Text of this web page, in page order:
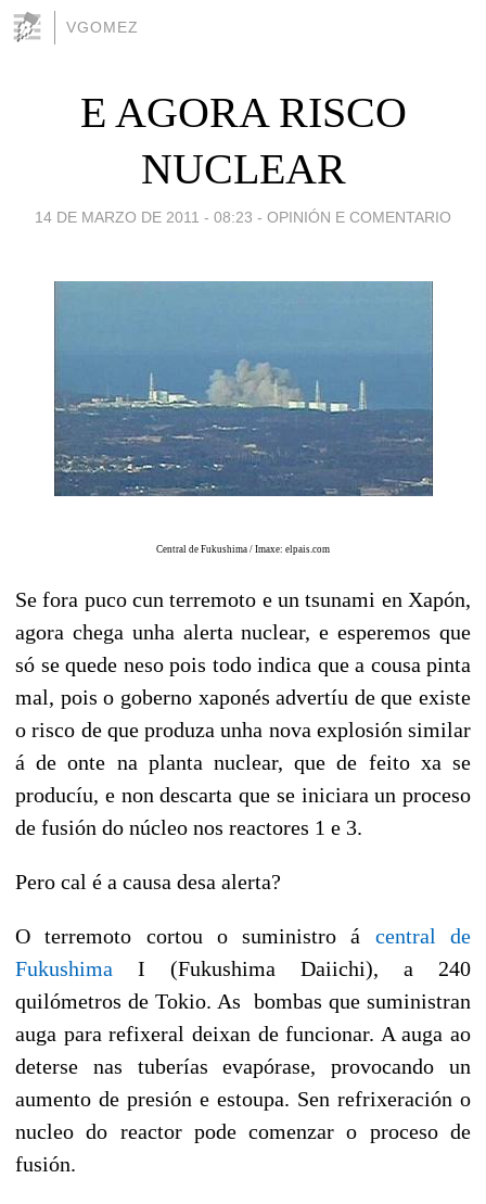
VGOMEZ
E AGORA RISCO
NUCLEAR
14 DE MARZO DE 2011 - 08:23 - OPINIÓN E COMENTARIO
Central de Fukushima / Imaxe: elpais.com
Se fora puco cun terremoto e un tsunami en Xapón,
agora chega unha alerta nuclear, e esperemos que
só se quede neso pois todo indica que a cousa pinta
mal, pois o goberno xaponés advertíu de que existe
o risco de que produza unha nova explosión similar
á de onte na planta nuclear, que de feito xa se
producíu, e non descarta que se iniciara un proceso
de fusión do núcleo nos reactores 1 e 3.
Pero cal é a causa desa alerta?
O terremoto cortou o suministro á central de
Fukushima I (Fukushima Daiichi), a 240
quilómetros de Tokio. As bombas que suministran
auga para refixeral deixan de funcionar. A auga ao
deterse nas tuberías evapórase, provocando un
aumento de presión e estoupa. Sen refrixeración o
nucleo do reactor pode comenzar o proceso de
fusión.